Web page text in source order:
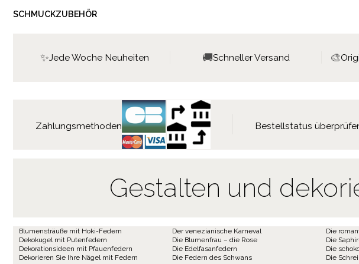
SCHMUCKZUBEHÖR
✨Jede Woche Neuheiten 🚚Schneller Versand 🎨
Zahlungsmethoden Bestellstatus
Gestalten und
Blumensträuße mit Hoki-Federn
Dekokugel mit Putenfedern
Dekorationsideen mit Pfauenfedern
Dekorieren Sie Ihre Nägel mit Federn
Der venezianische Karneval
Die Blumenfrau – die Rose
Die Edelfasanfedern
Die Federn des Schwans
Die
Die
Die
Die